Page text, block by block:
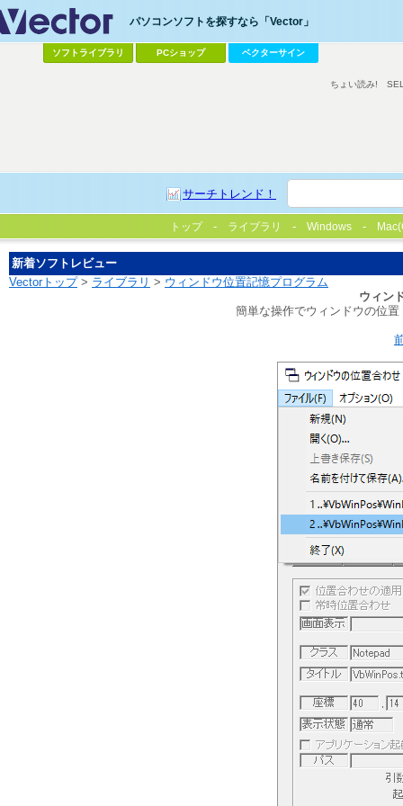
パソコンソフトを探すなら「Vector」
ソフトライブラリ PCショップ ベクターサイン
サーチトレンド！
ちょい読み!
トップ ライブラリ Windows
新着ソフトレビュー
Vectorトップ> ライブラリ > ウィンドウ位置記憶プログラム
ウィン
簡単な操作でウィンドウの位